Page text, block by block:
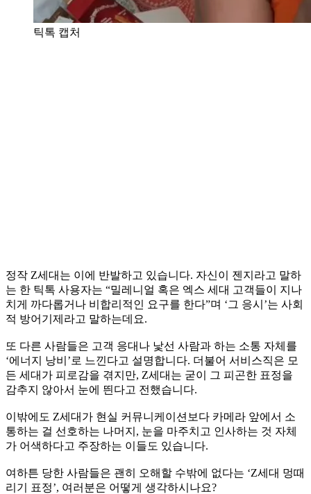
틱톡 캡처
정작 Z세대는 이에 반발하고 있습니다. 자신이 젠지라고 말하
는 한 틱톡 사용자는 “밀레니얼 혹은 엑스 세대 고객들이 지나
치게 까다롭거나 비합리적인 요구를 한다”며 ‘그 응시’는 사회
적 방어기제라고 말하는데요.
또 다른 사람들은 고객 응대나 낯선 사람과 하는 소통 자체를
‘에너지 낭비’로 느낀다고 설명합니다. 더불어 서비스직은 모
든 세대가 피로감을 겪지만, Z세대는 굳이 그 피곤한 표정을
감추지 않아서 눈에 띈다고 전했습니다.
이밖에도 Z세대가 현실 커뮤니케이션보다 카메라 앞에서 소
통하는 걸 선호하는 나머지, 눈을 마주치고 인사하는 것 자체
가 어색하다고 주장하는 이들도 있습니다.
여하튼 당한 사람들은 괜히 오해할 수밖에 없다는 ‘Z세대 멍때
리기 표정’, 여러분은 어떻게 생각하시나요?